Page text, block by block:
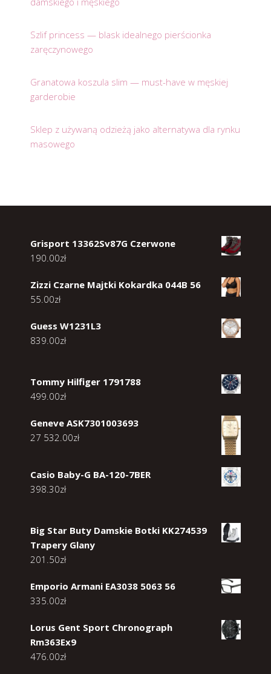
Szlif princess — blask idealnego pierścionka
zaręczynowego
Granatowa koszula slim — must-have w męskiej
garderobie
Sklep z używaną odzieżą jako alternatywa dla rynku
masowego
Grisport 13362Sv87G Czerwone
190.00zł
Zizzi Czarne Majtki Kokardka 044B 56
55.00zł
Guess W1231L3
839.00zł
Tommy Hilfiger 1791788
499.00zł
Geneve ASK7301003693
27 532.00zł
Casio Baby-G BA-120-7BER
398.30zł
Big Star Buty Damskie Botki KK274539
Trapery Glany
201.50zł
Emporio Armani EA3038 5063 56
335.00zł
Lorus Gent Sport Chronograph
Rm363Ex9
476.00zł